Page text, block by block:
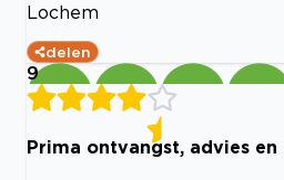
Lochem
delen
9
Prima ontvangst, advies en